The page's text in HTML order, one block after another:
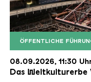
ÖFFENTLICHE
Der
Copyright:
08.09.2026, 11:30
Das Weltkulturerbe